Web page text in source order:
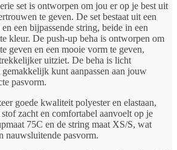
set is ontworpen om jou er op je best uit
te geven. De set bestaat uit een
een bijpassende string, beide in een
kleur. De push-up beha is ontworpen om
geven en een mooie vorm te geven,
uitziet. De beha is licht
gemakkelijk kunt aanpassen aan jouw
pasvorm.
goede kwaliteit polyester en elastaan,
zacht en comfortabel aanvoelt op je
75C en de string maat XS/S, wat
nauwsluitende pasvorm.